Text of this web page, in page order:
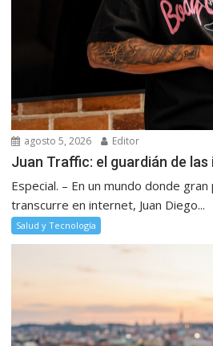
agosto 5, 2026 Editor
Juan Traffic: el guardián de
Especial. – En un mundo donde
transcurre en internet, Juan Diego...
Salud y Tecnología